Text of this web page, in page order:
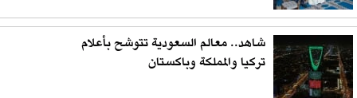
شاهد.. معالم السعودية تتوشح بأعلام
تركيا والمملكة وباكستان